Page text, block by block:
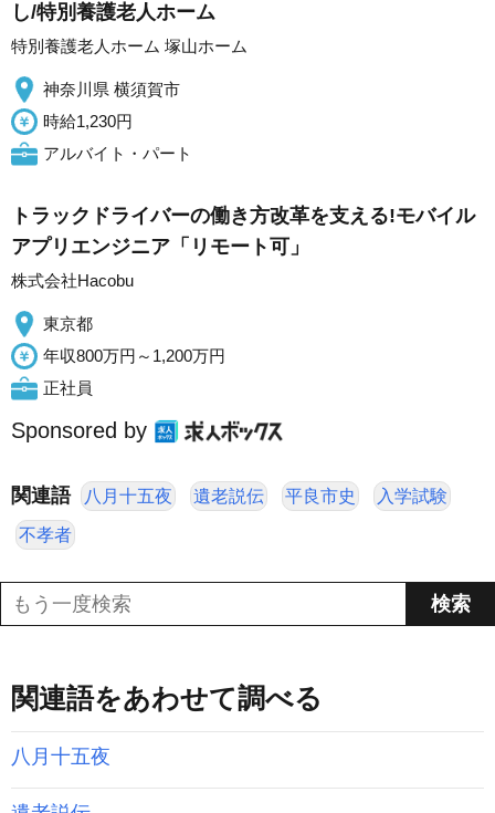
し/特別養護老人ホーム
特別養護老人ホーム 塚山ホーム
神奈川県 横須賀市
時給1,230円
アルバイト・パート
トラックドライバーの働き方改革を支える!モバイル
アプリエンジニア「リモート可」
株式会社Hacobu
東京都
年収800万円～1,200万円
正社員
Sponsored by
関連語 八月十五夜 遺老説伝 平良市史 入学試験
不孝者
関連語をあわせて調べる
八月十五夜